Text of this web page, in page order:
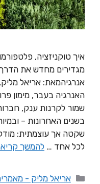
איך טוקניזציה,
מגדירים מחדש את הדרך
אנרגיהמאת: אריאל
האנרגיה בעבר, מימון
שמור לקרנות ענק,
שקטה אך עוצמתית:
לכל אחד … להמשך
אריאל מליק -